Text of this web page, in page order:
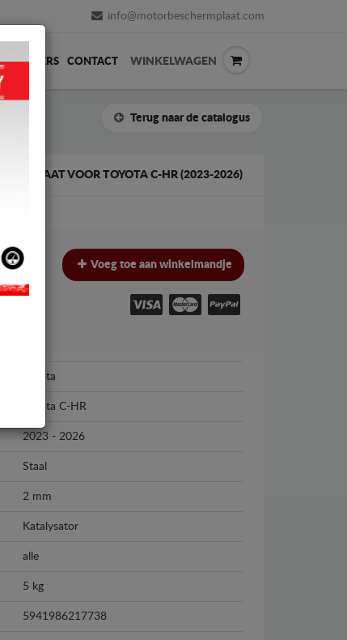
info@motorbeschermplaat.com
CONTACT WINKELWAGEN
Terug naar de catalogus
VOOR TOYOTA C-HR (2023-2026)
Voeg toe aan winkelmandje
Toyota
Toyota C-HR
2023 - 2026
Staal
2 mm
Katalysator
alle
5 kg
5941986217738